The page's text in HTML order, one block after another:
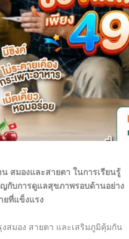
น สมองและสายตา ในการเรียนรู้
กับการดูแลสุขภาพรอบด้านอย่าง
ยที่แข็งแรง
งสมอง สายตา และเสริมภูมิคุ้มกัน